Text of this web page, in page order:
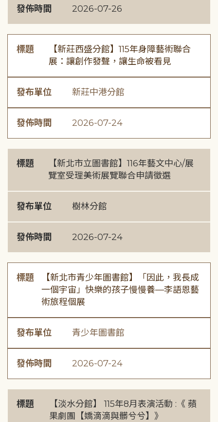
發佈時間 2026-07-26
標題
【新莊西盛分館】115年身障藝術聯合
展：讓創作發聲，讓生命被看見
發布單位 新莊中港分館
發佈時間 2026-07-24
標題
【新北市立圖書館】116年藝文中心/展
覽室受理美術展覽聯合申請徵選
發布單位 樹林分館
發佈時間 2026-07-24
標題
【新北市青少年圖書館】「因此，我長成
一個宇宙」快樂的孩子慢慢養—李語恩藝
術旅程個展
發布單位 青少年圖書館
發佈時間 2026-07-24
標題
【淡水分館】 115年8月表演活動 :《 蘋
果劇團【嬌滴滴與髒兮兮】》